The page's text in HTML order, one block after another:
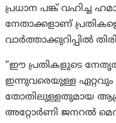
പ്രധാന പങ്ക് വഹിച്ച
നേതാക്കളാണ്
വാർത്താക്കുറിപ്പിൽ
“ഈ പ്രതികളുടെ
ഇന്നുവരെയുള്ള
തോതിലുള്ളതുമായ
അറ്റോർണി ജനറൽ